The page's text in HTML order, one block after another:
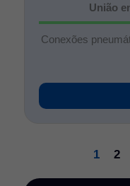
União
Conexões
1 2